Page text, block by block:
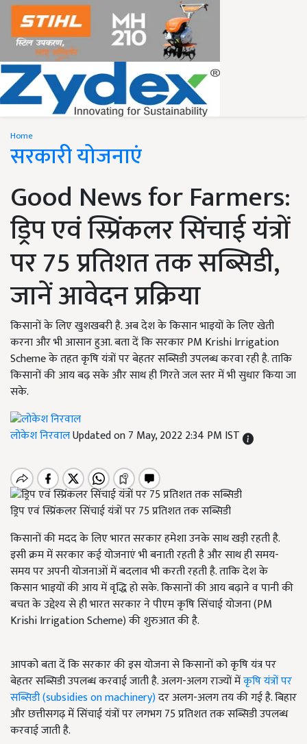
Home
सरकारी योजनाएं
Good News for Farmers:
ड्रिप एवं स्प्रिंकलर सिंचाई यंत्रों
पर 75 प्रतिशत तक सब्सिडी,
जानें आवेदन प्रक्रिया
किसानों के लिए खुशखबरी है. अब देश के किसान भाइयों के लिए खेती
करना और भी आसान हुआ. बता दें कि सरकार PM Krishi Irrigation
Scheme के तहत कृषि यंत्रों पर बेहतर सब्सिडी उपलब्ध करवा रही है. ताकि
किसानों की आय बढ़ सके और साथ ही गिरते जल स्तर में भी सुधार किया जा
सके.
लोकेश निरवालUpdated on 7 May, 2022 2:34 PM IST
ड्रिप एवं स्प्रिंकलर सिंचाई यंत्रों पर 75 प्रतिशत तक सब्सिडी
किसानों की मदद के लिए भारत सरकार हमेशा उनके साथ खड़ी रहती है.
इसी क्रम में सरकार कई योजनाएं भी बनाती रहती है और साथ ही समय-
समय पर अपनी योजनाओं में बदलाव भी करती रहती है. ताकि देश के
किसान भाइयों की आय में वृद्धि हो सके. किसानों की आय बढ़ाने व पानी की
बचत के उद्देश्य से ही भारत सरकार ने पीएम कृषि सिंचाई योजना (PM
Krishi Irrigation Scheme)की शुरुआत की है.
आपको बता दें कि सरकार की इस योजना से किसानों को कृषि यंत्र पर
बेहतर सब्सिडी उपलब्ध करवाई जाती है. अलग-अलग राज्यों मेंकृषि यंत्रों पर
सब्सिडी (subsidies on machinery)दर अलग-अलग तय की गई है. बिहार
और छत्तीसगढ़ में सिंचाई यंत्रों पर लगभग75प्रतिशत तक सब्सिडी उपलब्ध
करवाई जाती है.